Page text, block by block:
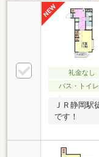
礼金なし
バス・トイ
ＪＲ静岡
です！